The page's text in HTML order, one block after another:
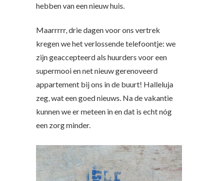
hebben van een nieuw huis.
Maarrrrr, drie dagen voor ons vertrek
kregen we het verlossende telefoontje: we
zijn geaccepteerd als huurders voor een
supermooi en net nieuw gerenoveerd
appartement bij ons in de buurt! Halleluja
zeg, wat een goed nieuws. Na de vakantie
kunnen we er meteen in en dat is echt nóg
een zorg minder.